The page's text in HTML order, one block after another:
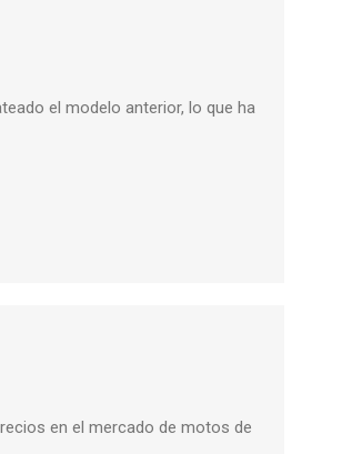
el modelo anterior, lo que ha
en el mercado de motos de